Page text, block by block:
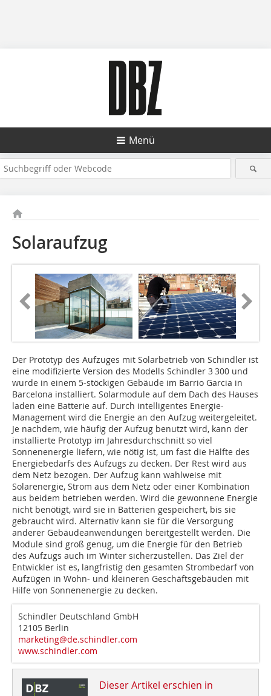
Menü
Solaraufzug
Der Prototyp des Aufzuges mit Solarbetrieb von Schindler ist
eine modifizierte Version des Modells Schindler 3 300 und
wurde in einem 5-stöckigen Gebäude im Barrio Garcia in
Barcelona installiert. Solarmodule auf dem Dach des Hauses
laden eine Batterie auf. Durch intelligentes Energie-
Management wird die Energie an den Aufzug weitergeleitet.
Je nachdem, wie häufig der Aufzug benutzt wird, kann der
installierte Prototyp im Jahresdurchschnitt so viel
Sonnenenergie liefern, wie nötig ist, um fast die Hälfte des
Energiebedarfs des Aufzugs zu decken. Der Rest wird aus
dem Netz bezogen. Der Aufzug kann wahlweise mit
Solarenergie, Strom aus dem Netz oder einer Kombination
aus beidem betrieben werden. Wird die gewonnene Energie
nicht benötigt, wird sie in Batterien gespeichert, bis sie
gebraucht wird. Alternativ kann sie für die Versorgung
anderer Gebäudeanwendungen bereitgestellt werden. Die
Module sind groß genug, um die Energie für den Betrieb
des Aufzugs auch im Winter sicherzustellen. Das Ziel der
Entwickler ist es, langfristig den gesamten Strombedarf von
Aufzügen in Wohn- und kleineren Geschäftsgebäuden mit
Hilfe von Sonnenenergie zu decken.
Schindler Deutschland GmbH
12105 Berlin
marketing@de.schindler.com
www.schindler.com
Dieser Artikel erschien in